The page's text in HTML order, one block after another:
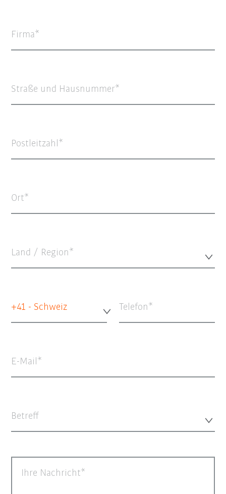
Firma
Straße und Hausnummer
Postleitzahl
Ort
Land / Region*
+41 - Schweiz Telefon
E-Mail
Betreff
Ihre Nachricht